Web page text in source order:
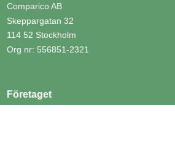
Comparico AB
Skeppargatan 32
114 52 Stockholm
Org nr: 556851-2321
Företaget